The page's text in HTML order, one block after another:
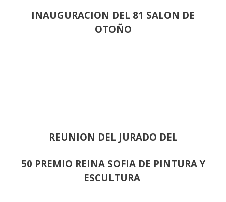
INAUGURACION DEL 81 SALON DE
OTOÑO
REUNION DEL JURADO DEL
50 PREMIO REINA SOFIA DE PINTURA Y
ESCULTURA